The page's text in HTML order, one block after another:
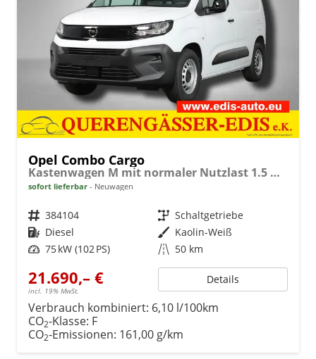
Opel Combo Cargo
Kastenwagen M mit normaler Nutzlast 1.5 Diesel 6-Gang
sofort lieferbar Neuwagen
Fahrzeugnr. 384104 Getriebe Schaltgetriebe
Kraftstoff Diesel Außenfarbe Kaolin-Weiß
Leistung 75 kW (102 PS) Kilometerstand 50 km
21.690,– €
incl. 19% MwSt.
Details
Verbrauch kombiniert: 6,10 l/100km
CO2-Klasse: F
CO2-Emissionen: 161,00 g/km